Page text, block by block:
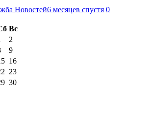
Новостей6 месяцев спустя 0
Вс
2
9
16
23
30